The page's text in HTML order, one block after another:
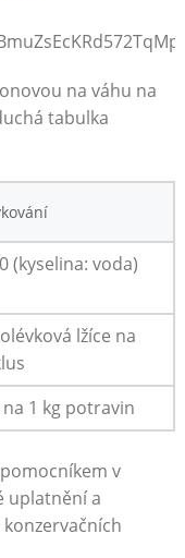
na⁢ váhu na⁤
⁣tabulka
(kyselina: voda)
lžíce na
na 1 ​kg potravin
v
uplatnění a